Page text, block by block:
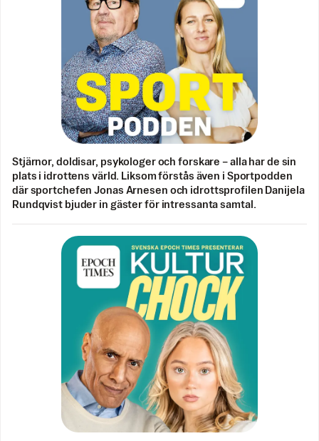
Stjärnor, doldisar, psykologer och forskare – alla har de sin
plats i idrottens värld. Liksom förstås även i Sportpodden
där sportchefen Jonas Arnesen och idrottsprofilen Danijela
Rundqvist bjuder in gäster för intressanta samtal.